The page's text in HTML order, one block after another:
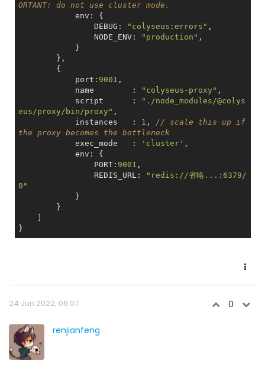
ORTANT: do not use cluster mode.
                DEBUG:
"colyseus:errors" ,
                NODE_ENV:
"production" ,
            port:
9001 ,
            name        :
"colyseus-proxy" ,
            script      :
"./node_modules/@colys
eus/proxy/bin/proxy" ,
            instances   :
1 , // scale this up if
the proxy becomes the bottleneck
            exec_mode   :
'cluster' ,
                PORT:
9001 ,
                REDIS_URL:
"redis://省略...:6379/
0"
24 Jun 2022, 06:07 0
renjianfeng